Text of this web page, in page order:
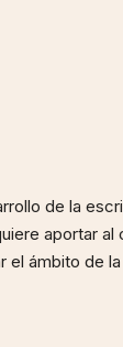
de la
aportar
ámbito de